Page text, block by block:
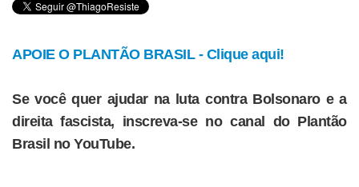
APOIE O PLANTÃO BRASIL - Clique aqui!
Se você quer ajudar na luta contra Bolsonaro e a
direita fascista, inscreva-se no canal do Plantão
Brasil no YouTube.